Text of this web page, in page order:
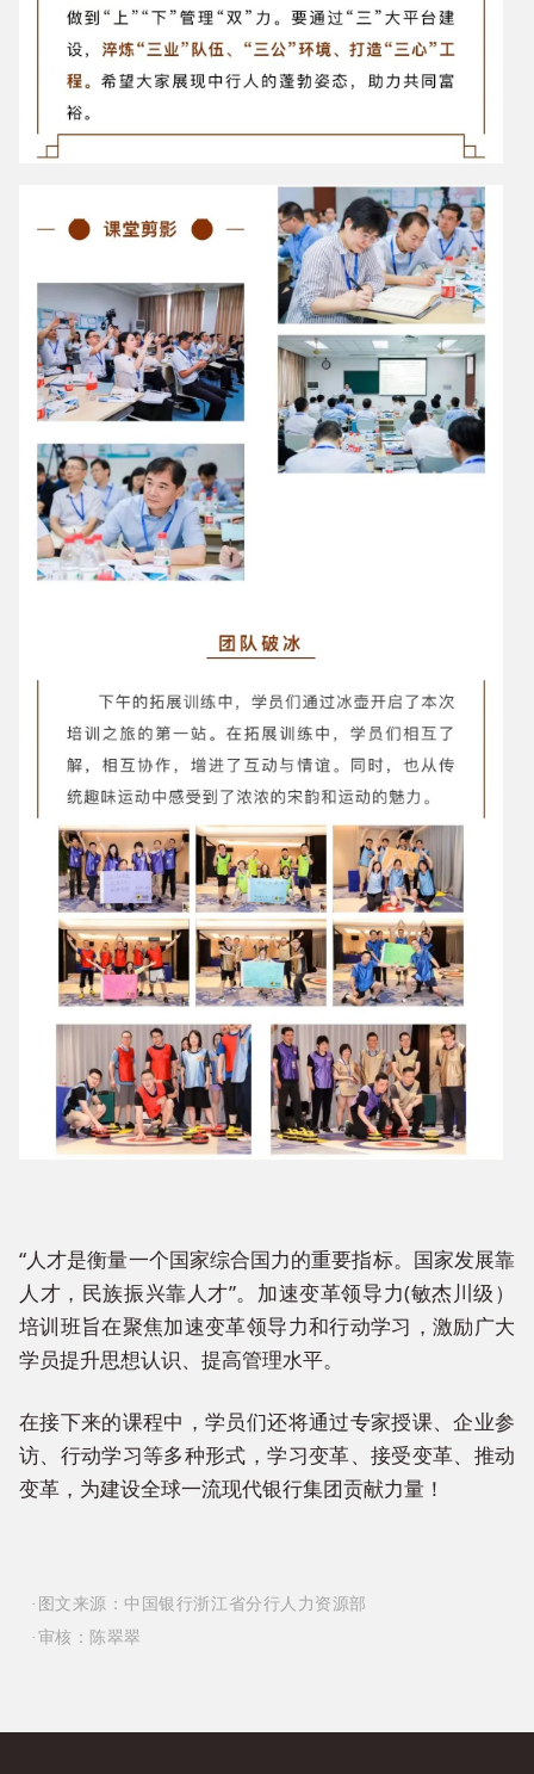
“人才是衡量一个国家综合国力的重要指标。国家发展靠
人才，民族振兴靠人才”。加速变革领导力(敏杰川级）
培训班旨在聚焦加速变革领导力和行动学习，激励广大
学员提升思想认识、提高管理水平。
在接下来的课程中，学员们还将通过专家授课、企业参
访、行动学习等多种形式，学习变革、接受变革、推动
变革，为建设全球一流现代银行集团贡献力量！
·图文来源：中国银行浙江省分行人力资源部
·审核： 陈翠翠